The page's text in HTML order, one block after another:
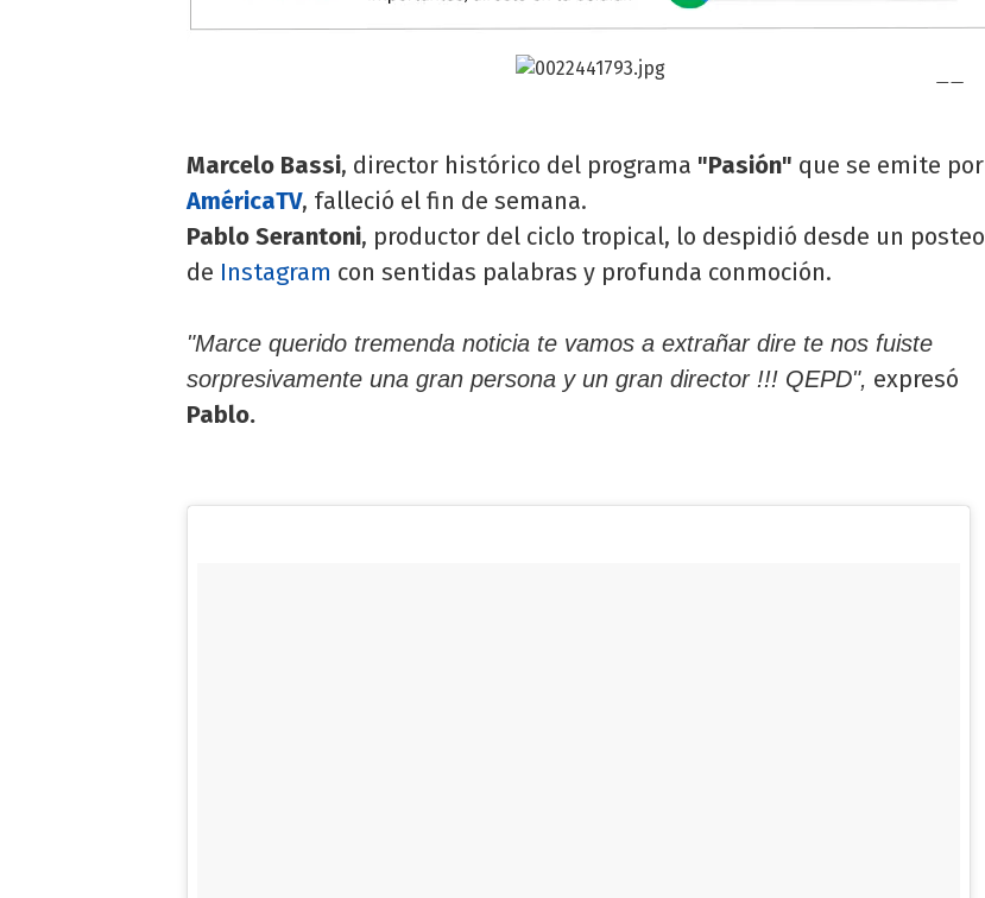
Marcelo Bassi, director histórico del programa "Pasión" que se emite por
AméricaTV, falleció el fin de semana.
Pablo Serantoni, productor del ciclo tropical, lo despidió desde un posteo
de Instagram con sentidas palabras y profunda conmoción.
"Marce querido tremenda noticia te vamos a extrañar dire te nos fuiste
sorpresivamente una gran persona y un gran director !!! QEPD", expresó
Pablo.